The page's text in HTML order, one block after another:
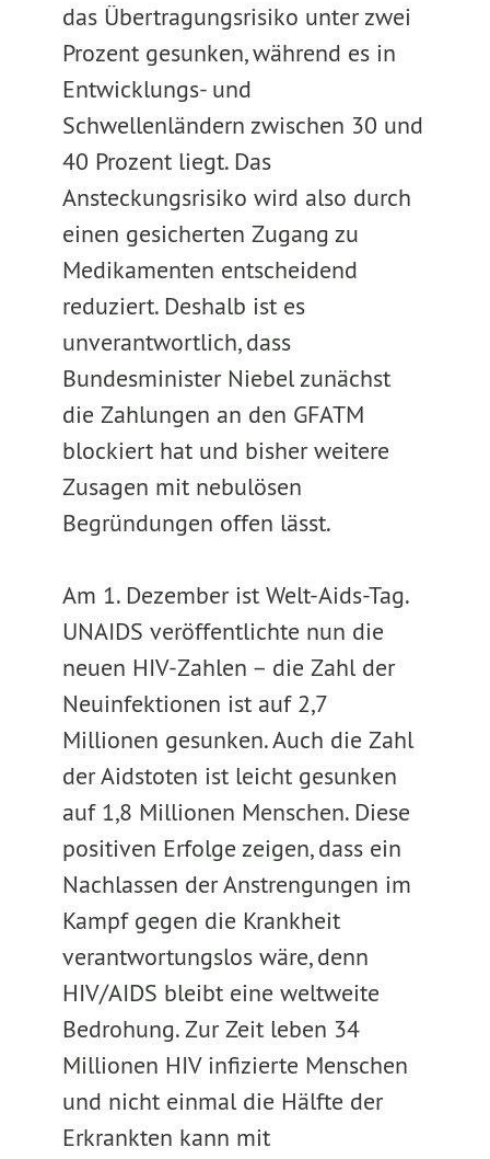
das Übertragungsrisiko unter zwei
Prozent gesunken, während es in
Entwicklungs- und
Schwellenländern zwischen 30 und
40 Prozent liegt. Das
Ansteckungsrisiko wird also durch
einen gesicherten Zugang zu
Medikamenten entscheidend
reduziert. Deshalb ist es
unverantwortlich, dass
Bundesminister Niebel zunächst
die Zahlungen an den GFATM
blockiert hat und bisher weitere
Zusagen mit nebulösen
Begründungen offen lässt.
Am 1. Dezember ist Welt-Aids-Tag.
UNAIDS veröffentlichte nun die
neuen HIV-Zahlen – die Zahl der
Neuinfektionen ist auf 2,7
Millionen gesunken. Auch die Zahl
der Aidstoten ist leicht gesunken
auf 1,8 Millionen Menschen. Diese
positiven Erfolge zeigen, dass ein
Nachlassen der Anstrengungen im
Kampf gegen die Krankheit
verantwortungslos wäre, denn
HIV/AIDS bleibt eine weltweite
Bedrohung. Zur Zeit leben 34
Millionen HIV infizierte Menschen
und nicht einmal die Hälfte der
Erkrankten kann mit